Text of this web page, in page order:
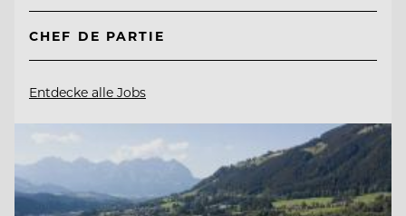
CHEF DE PARTIE
Entdecke alle Jobs